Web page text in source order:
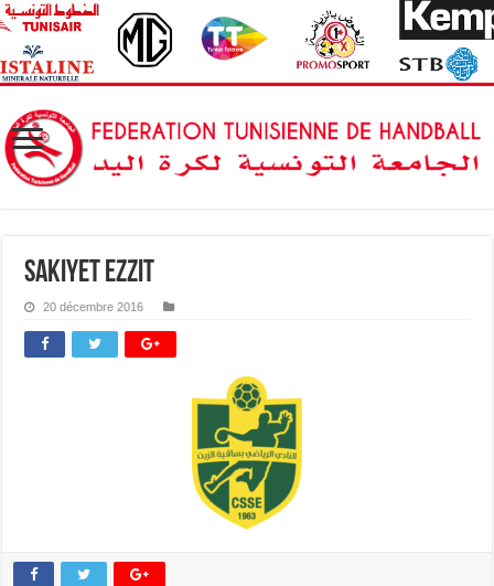
sakiyet ezzit
20 décembre 2016